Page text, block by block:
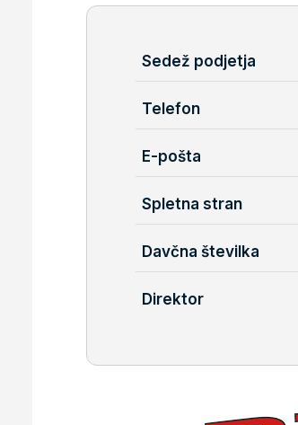
Sedež podjetja
Telefon
E-pošta
Spletna stran
Davčna številka
Direktor